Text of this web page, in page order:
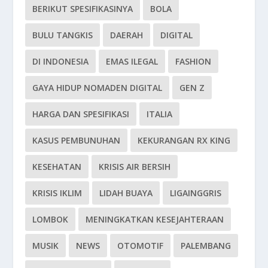
BERIKUT SPESIFIKASINYA BOLA
BULU TANGKIS DAERAH DIGITAL
DI INDONESIA EMAS ILEGAL FASHION
GAYA HIDUP NOMADEN DIGITAL GEN Z
HARGA DAN SPESIFIKASI ITALIA
KASUS PEMBUNUHAN KEKURANGAN RX KING
KESEHATAN KRISIS AIR BERSIH
KRISIS IKLIM LIDAH BUAYA LIGAINGGRIS
LOMBOK MENINGKATKAN KESEJAHTERAAN
MUSIK NEWS OTOMOTIF PALEMBANG